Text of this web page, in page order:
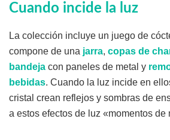
Cuando incide la luz
La colección incluye un juego de
compone de una jarra, copas de
bandeja con paneles de metal y
bebidas. Cuando la luz incide en
cristal crean reflejos y sombras de
a estos efectos de luz «momentos de